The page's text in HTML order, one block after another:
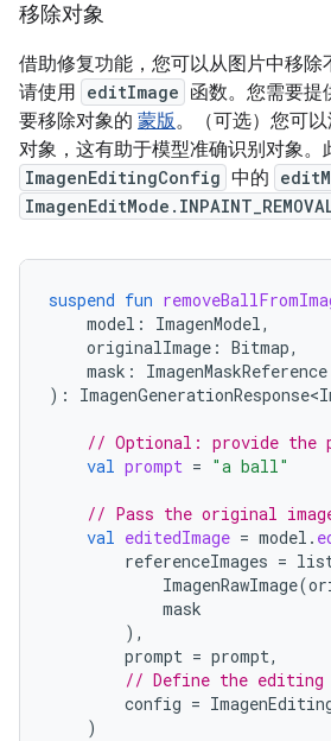
移除对象
借助修复功能，您可以从图片中移除
请使用 editImage 函数。您需要提
要移除对象的 蒙版。（可选）您可
对象，这有助于模型准确识别对象。
ImagenEditingConfig 中的
suspend fun
model : ImagenModel,
originalImage : Bitmap,
mask :
ImagenMaskReference
):
// Optional: provide the
val prompt = "a ball"
// Pass the original
val editedImage = model .
referenceImages =
ImagenRawImage(
mask
),
prompt = prompt,
// Define the editing
config =
)